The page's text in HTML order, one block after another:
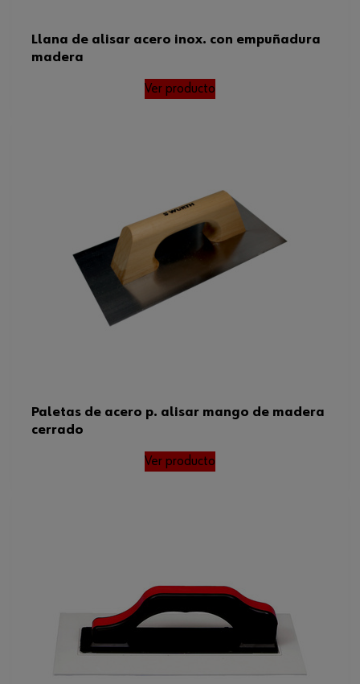
Llana de alisar acero inox. con empuñadura
madera
Ver producto
Paletas de acero p. alisar mango de madera
cerrado
Ver producto